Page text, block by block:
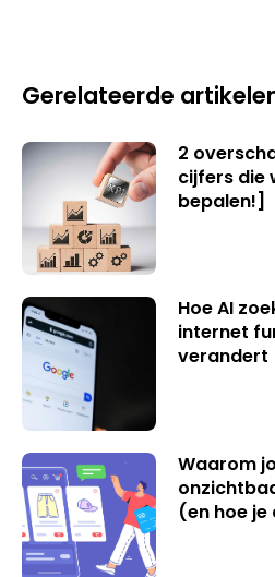
Gerelateerde
2
cijfers die
bepalen!]
Hoe AI
internet
verandert
Waarom
(en hoe